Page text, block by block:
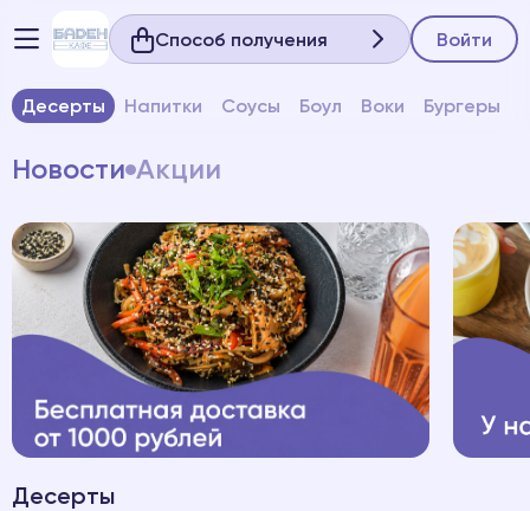
Способ получения Войти
Десерты Напитки Соусы Боул Воки Бургеры
Новости Акции
Десерты